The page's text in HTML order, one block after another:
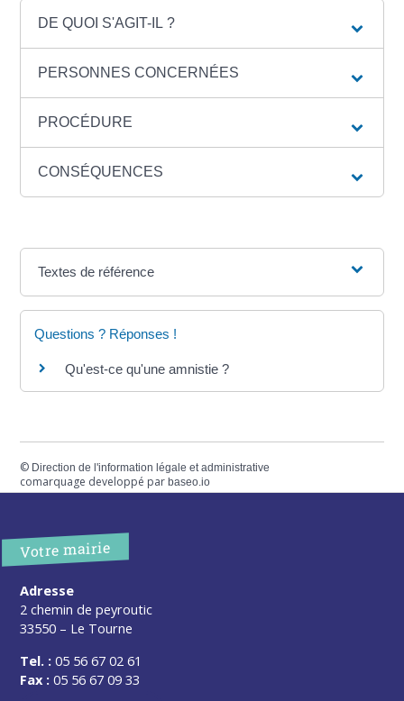
DE QUOI S'AGIT-IL ?
PERSONNES CONCERNÉES
PROCÉDURE
CONSÉQUENCES
Textes de référence
Questions ? Réponses !
Qu'est-ce qu'une amnistie ?
© Direction de l'information légale et administrative
comarquage developpé parbaseo.io
Votre mairie
Adresse
2 chemin de peyroutic
33550 – Le Tourne
Tel. : 05 56 67 02 61
Fax : 05 56 67 09 33